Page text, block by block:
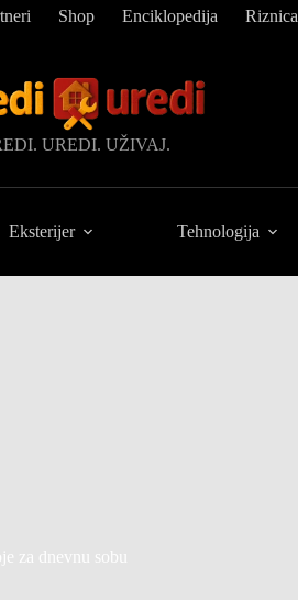
Shop Enciklopedija Riznica
UREDI. UŽIVAJ.
Eksterijer Tehnologija
za dnevnu sobu